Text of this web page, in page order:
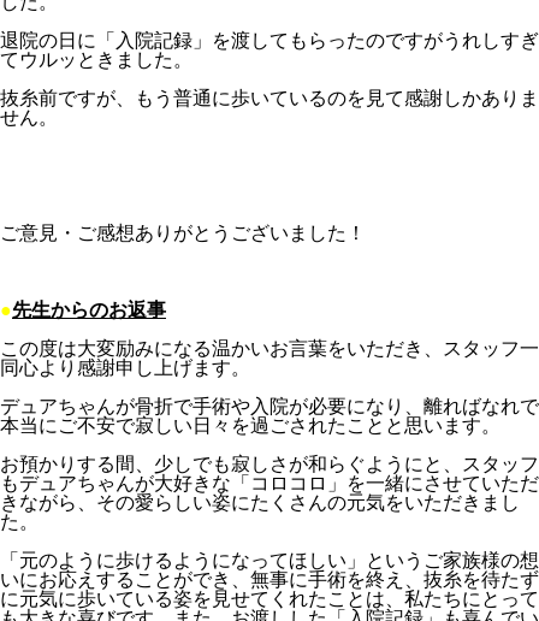
退院の日に「入院記録」を渡してもらったのですがうれしすぎ
てウルッときました。
抜糸前ですが、もう普通に歩いているのを見て感謝しかありま
せん。
ご意見・ご感想ありがとうございました！
●先生からのお返事
この度は大変励みになる温かいお言葉をいただき、スタッフ一
同心より感謝申し上げます。
デュアちゃんが骨折で手術や入院が必要になり、離ればなれで
本当にご不安で寂しい日々を過ごされたことと思います。
お預かりする間、少しでも寂しさが和らぐようにと、スタッフ
もデュアちゃんが大好きな「コロコロ」を一緒にさせていただ
きながら、その愛らしい姿にたくさんの元気をいただきまし
た。
「元のように歩けるようになってほしい」というご家族様の想
いにお応えすることができ、無事に手術を終え、抜糸を待たず
に元気に歩いている姿を見せてくれたことは、私たちにとって